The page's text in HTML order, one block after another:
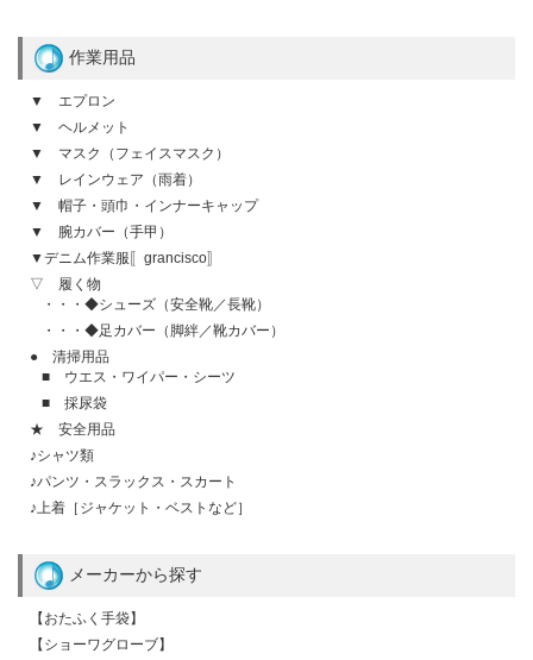
作業用品
▼ エプロン
▼ ヘルメット
▼ マスク（フェイスマスク）
▼ レインウェア（雨着）
▼ 帽子・頭巾・インナーキャップ
▼ 腕カバー（手甲）
▼デニム作業服〚grancisco〛
▽ 履く物
・・・◆シューズ（安全靴／長靴）
・・・◆足カバー（脚絆／靴カバー）
● 清掃用品
■ ウエス・ワイパー・シーツ
■ 採尿袋
★ 安全用品
♪シャツ類
♪パンツ・スラックス・スカート
♪上着［ジャケット・ベストなど］
メーカーから探す
【おたふく手袋】
【ショーワグローブ】